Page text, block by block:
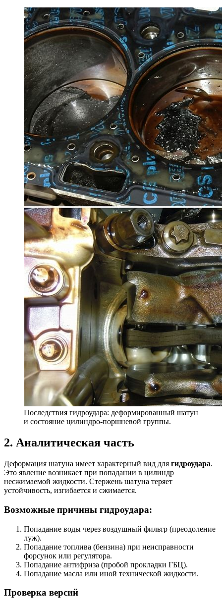
Последствия гидроудара: деформированный шатун
и состояние цилиндро-поршневой группы.
2. Аналитическая часть
Деформация шатуна имеет характерный вид для гидроудара.
Это явление возникает при попадании в цилиндр
несжимаемой жидкости. Стержень шатуна теряет
устойчивость, изгибается и сжимается.
Возможные причины гидроудара:
Попадание воды через воздушный фильтр (преодоление
луж).
Попадание топлива (бензина) при неисправности
форсунок или регулятора.
Попадание антифриза (пробой прокладки ГБЦ).
Попадание масла или иной технической жидкости.
Проверка версий